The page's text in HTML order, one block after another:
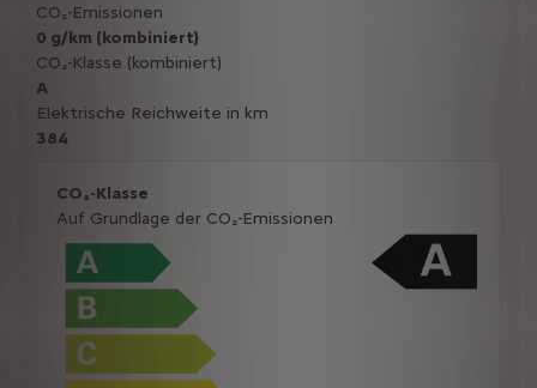
CO₂-Emissionen
0 g/km (kombiniert)
CO₂-Klasse (kombiniert)
A
Elektrische Reichweite in km
384
CO₂-Klasse
Auf Grundlage der CO₂-Emissionen